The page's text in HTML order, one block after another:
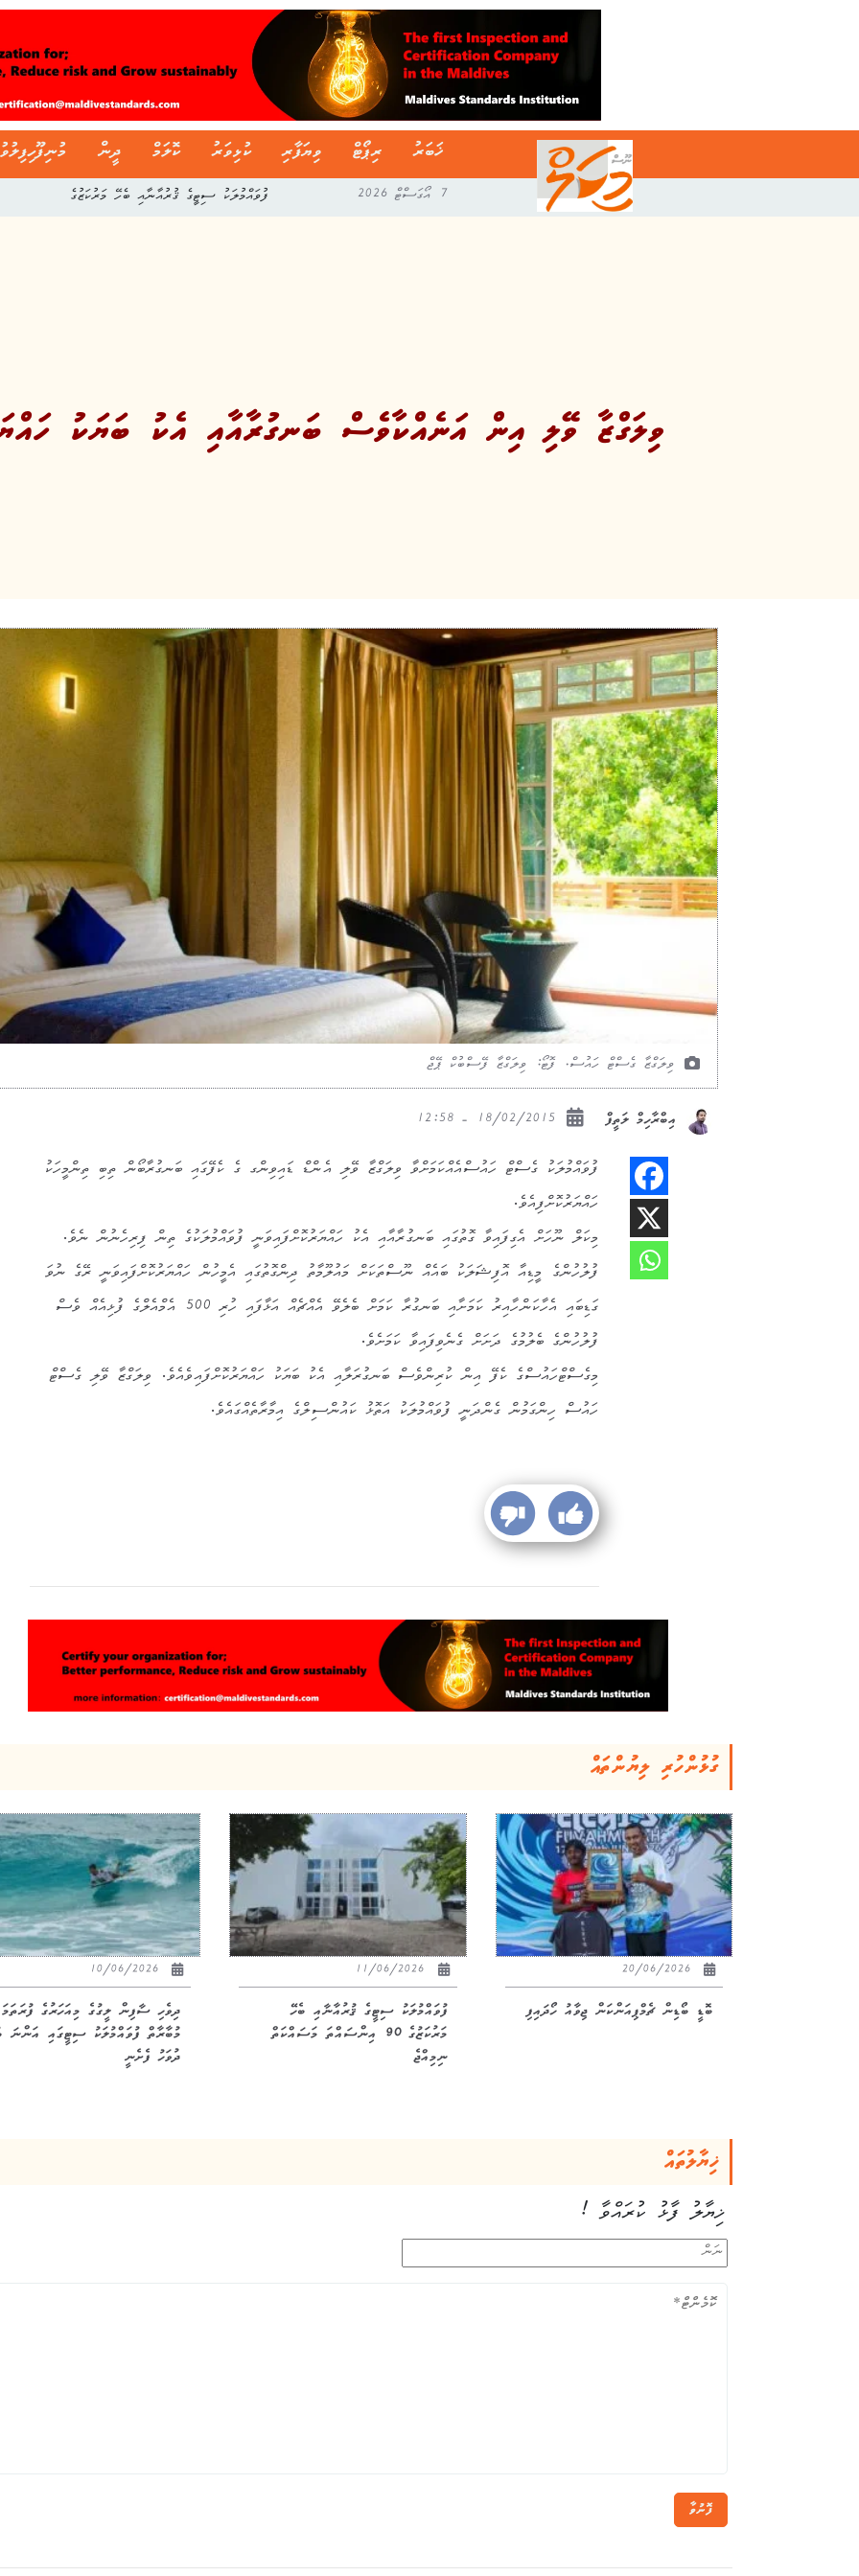
ޚަބަރު ރިޕޯޓް ވިޔަފާރި ކުޅިވަރު ކޮލަމް ދީން
7 އޯގަސްޓް 2026 ފުވައްމުލަކު ސިޓީގެ ޤުރުއާނާއި ބެހޭ މަރުކަޒުގެ
ވިލަގްޒާ ވޭލި އިން އަނެއްކާވެސް ބަނގުރާއާއި އެކު ބަޔަކު
ވިލަގްޒާ ގެސްޓް ހައުސް. ފޮޓޯ: ވިލަގްޒާ ފޭސްބުކް ޕޭޖް
އިބްރާހިމް ލަތީފް
ފުވައްމުލަކު ގެސްޓް ހައުސްއެއްކަމަށްވާ ވިލަގްޒާ ވޭލި އެންޑް ޑައިވިންގ ގެ ކެފޭގައި ބަނގުރާބޯން ތިބި ތިންމީހަކު
ހައްޔަރުކޮށްފިއެވެ.
މިކަލް ނޫހަށް އެގިފައިވާ ގޮތުގައި ބަނގުރާއާއި އެކު ހައްޔަރުކޮށްފައިވަނީ ފުވައްމުލަކުގެ ތިން ފިރިހެނުން ނެވެ.
ފުލުހުންގެ މީޑިއާ އޮފިޝަލަކު ބައެއް ނޫސްތަކަށް މައުލޫމާތު ދިންގޮތުގައި އެމީހުން ހައްޔަރުކޮށްފައިވަނީ ރޭގެ ނުވަ
ގަޑިބައި އެހާކަންހާއިރު ކަމަށާއި ބަނގުރާ ކަމަށް ބެލެވޭ އެއްޗެއް އަޅާފައި ހުރި 500 އެމްއެލްގެ ފުޅިއެއް ވެސް
ފުލުހުންގެ ބެލުމުގެ ދަށަށް ގެނެވިފައިވާ ކަމަށެވެ.
މިގެސްޓްހައުސްގެ ކެފޭ އިން ކުރިންވެސް ބަނގުރަލާއި އެކު ބަޔަކު ހައްޔަރުކޮށްފައިވެއެވެ. ވިލަގްޒާ ވޭލި ގެސްޓް
ހައުސް ހިންގަމުން ގެންދަނީ ފުވައްމުލަކު އަތޮޅު ކައުންސިލްގެ އިމާރާތެއްގައެވެ.
ގުޅުންހުރި ލިޔުންތައް
20/06/2026
ބޮޑީ ބޯޑިން ޗެމްޕިއަންކަން ޖިވާއު ހޯދައިފި
ފުވައްމުލަކު ސިޓީގެ ޤުރުއާނާއި ބެހޭ
މަރުކަޒުގެ 90 އިންސައްތަ މަސައްކަތް
ނިމިއްޖެ
10/06/2026
ދިވެހި ސާފިން ލީގުގެ މިއަހަރުގެ ފުރަތަމަ
މުބާރާތް ފުވައްމުލަކު ސިޓީގައި އަންނަ
ދުވަހު ފެށެނީ
ޚިޔާލުތައް
ޚިޔާލު ފާޅު ކުރައްވާ !
ފޮނުވާ